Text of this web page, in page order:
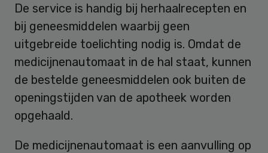
De service is handig bij herhaalrecepten en
bij geneesmiddelen waarbij geen
uitgebreide toelichting nodig is. Omdat de
medicijnenautomaat in de hal staat, kunnen
de bestelde geneesmiddelen ook buiten de
openingstijden van de apotheek worden
opgehaald.
De medicijnenautomaat is een aanvulling op